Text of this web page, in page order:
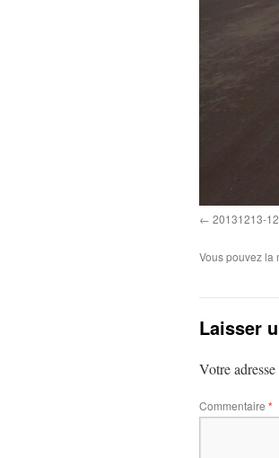
20131213-
Vous pouvez la
Laisser
Votre
Commentaire *